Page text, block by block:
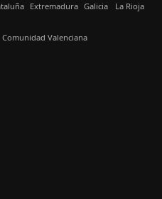
Extremadura Galicia La Rioja
Comunidad Valenciana